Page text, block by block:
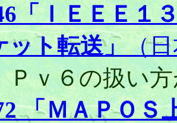
「ＩＥＥＥ１
ット転送」（
Ｐｖ６の扱い
「ＭＡＰＯ